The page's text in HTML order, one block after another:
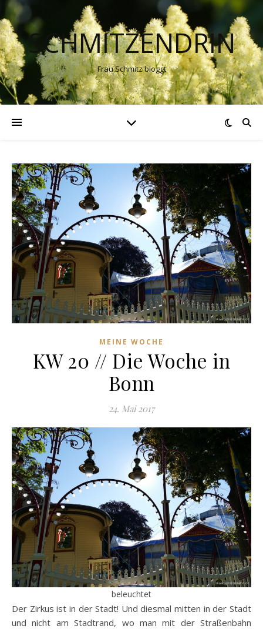
SCHMITZENDRIN
Frau Schmitz bloggt
MEINE WOCHE
KW 20 // Die Woche in
Bonn
24. Mai 2017
beleuchtet
Der Zirkus ist in der Stadt! Und diesmal mitten in der Stadt
und nicht am Stadtrand, wo man mit der Straßenbahn